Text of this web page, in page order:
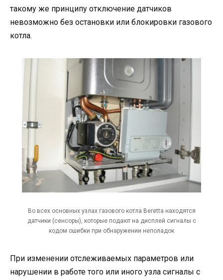
такому же принципу отключение датчиков
невозможно без остановки или блокировки газового
котла.
Во всех основных узлах газового котла Beretta находятся
датчики (сенсоры), которые подают на дисплей сигналы с
кодом ошибки при обнаружении неполадок
При изменении отслеживаемых параметров или
нарушении в работе того или иного узла сигналы с